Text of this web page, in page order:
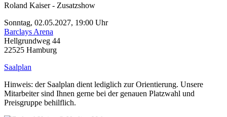
Roland Kaiser - Zusatzshow
Sonntag, 02.05.2027, 19:00 Uhr
Barclays Arena
Hellgrundweg 44
22525 Hamburg
Saalplan
Hinweis: der Saalplan dient lediglich zur Orientierung. Unsere
Mitarbeiter sind Ihnen gerne bei der genauen Platzwahl und
Preisgruppe behilflich.